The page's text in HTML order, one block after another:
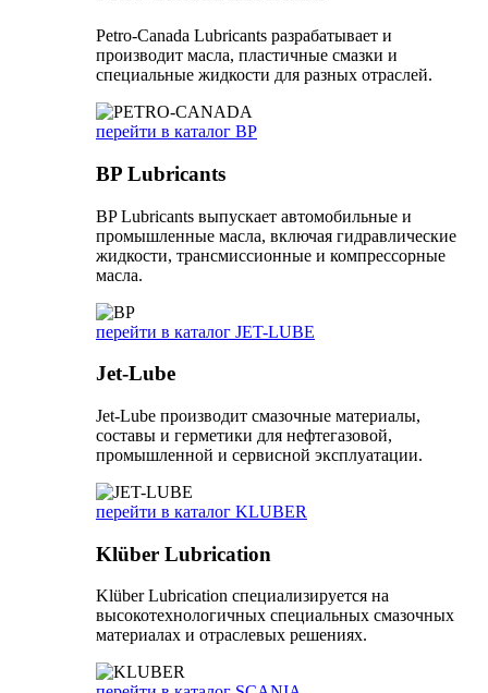
Petro-Canada Lubricants разрабатывает и
производит масла, пластичные смазки и
специальные жидкости для разных отраслей.
перейти в каталог BP
BP Lubricants
BP Lubricants выпускает автомобильные и
промышленные масла, включая гидравлические
жидкости, трансмиссионные и компрессорные
масла.
перейти в каталог JET-LUBE
Jet-Lube
Jet-Lube производит смазочные материалы,
составы и герметики для нефтегазовой,
промышленной и сервисной эксплуатации.
перейти в каталог KLUBER
Klüber Lubrication
Klüber Lubrication специализируется на
высокотехнологичных специальных смазочных
материалах и отраслевых решениях.